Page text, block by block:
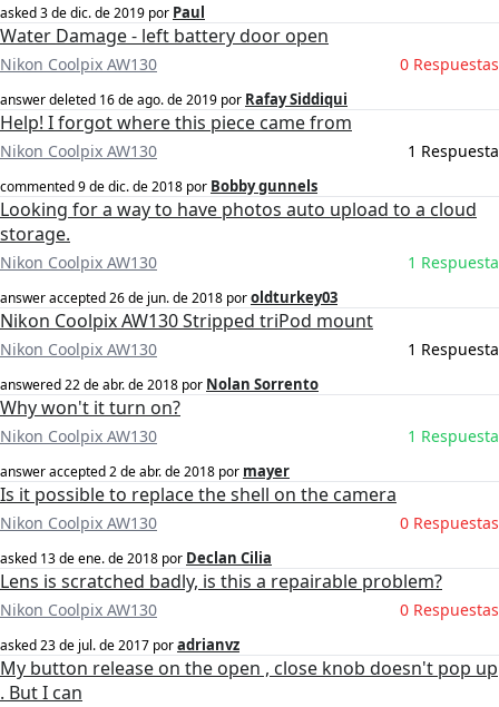
asked3 de dic. de 2019 por Paul
Water Damage - left battery door open
Nikon Coolpix AW130 0 Respuestas
answer deleted 16 de ago. de 2019 por Rafay Siddiqui
Help! I forgot where this piece came from
Nikon Coolpix AW130 1 Respuesta
commented9 de dic. de 2018 por Bobby gunnels
Looking for a way to have photos auto upload to a cloud
storage.
Nikon Coolpix AW130 1 Respuesta
answer accepted26 de jun. de 2018 poroldturkey03
Nikon Coolpix AW130 Stripped triPod mount
Nikon Coolpix AW130 1 Respuesta
answered22 de abr. de 2018 por Nolan Sorrento
Why won't it turn on?
Nikon Coolpix AW130 1 Respuesta
answer accepted2 de abr. de 2018 por mayer
Is it possible to replace the shell on the camera
Nikon Coolpix AW130 0 Respuestas
asked 13 de ene. de 2018 por Declan Cilia
Lens is scratched badly, is this a repairable problem?
Nikon Coolpix AW130 0 Respuestas
asked23 de jul. de 2017 poradrianvz
My button release on the open , close knob doesn't pop up
. But I can